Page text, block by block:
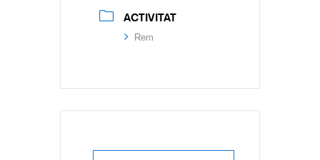
ACTIVITAT
Rem